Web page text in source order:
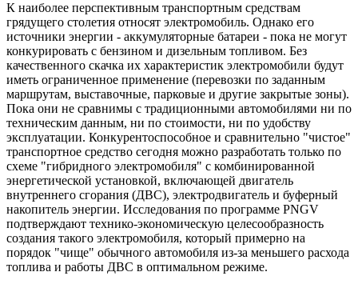
К наиболее перспективным транспортным средствам
грядущего столетия относят электромобиль. Однако его
источники энергии - аккумуляторные батареи - пока не могут
конкурировать с бензином и дизельным топливом. Без
качественного скачка их характеристик электромобили будут
иметь ограниченное применение (перевозки по заданным
маршрутам, выставочные, парковые и другие закрытые зоны).
Пока они не сравнимы с традиционными автомобилями ни по
техническим данным, ни по стоимости, ни по удобству
эксплуатации. Конкурентоспособное и сравнительно "чистое"
транспортное средство сегодня можно разработать только по
схеме "гибридного электромобиля" с комбинированной
энергетической установкой, включающей двигатель
внутреннего сгорания (ДВС), электродвигатель и буферный
накопитель энергии. Исследования по программе PNGV
подтверждают технико-экономическую целесообразность
создания такого электромобиля, который примерно на
порядок "чище" обычного автомобиля из-за меньшего расхода
топлива и работы ДВС в оптимальном режиме.